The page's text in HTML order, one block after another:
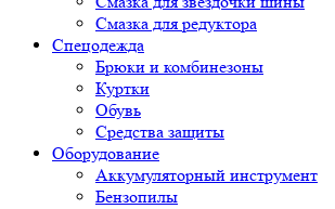
Смазка для редуктора
Спецодежда
Брюки и комбинезоны
Куртки
Обувь
Средства защиты
Оборудование
Аккумуляторный инструмент
Бензопилы